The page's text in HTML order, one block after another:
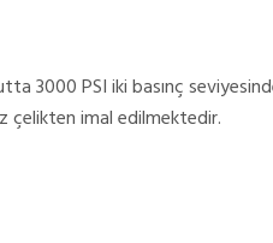
3000 PSI iki basınç
çelikten imal edilmektedir.